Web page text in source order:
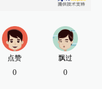
点赞
0
飘过
0